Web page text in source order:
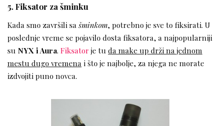
5. Fiksator za šminku
Kada smo završili sašminkom, potrebno je sve to fiksirati. U
poslednje vreme se pojavilo dosta fiksatora, a najpopularniji
su NYX i Aura. Fiksator je tu da make up drži na jednom
mestu dugo vremena i što je najbolje, za njega ne morate
izdvojiti puno novca.